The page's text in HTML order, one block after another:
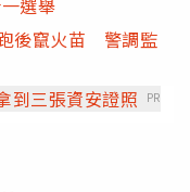
選舉
後竄火苗 警調監
到三張資安證照
PR